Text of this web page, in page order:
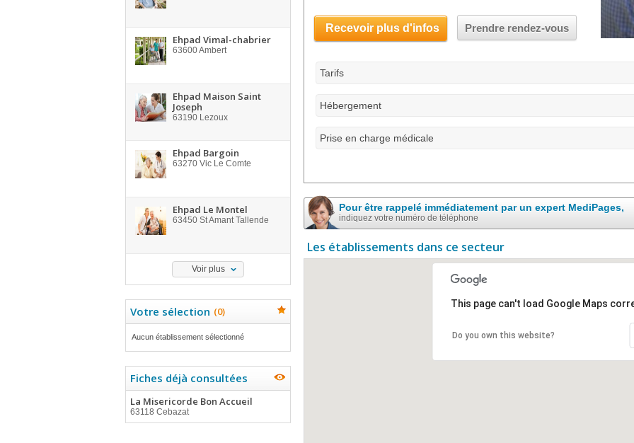
Ehpad Vimal-chabrier
63600Ambert
Ehpad Maison Saint
Joseph
63190 Lezoux
Ehpad Bargoin
63270 Vic Le Comte
Ehpad Le Montel
63450 St Amant Tallende
Voir plus
Votre sélection (0)
Aucun établissement sélectionné
Fiches déjà consultées
La Misericorde Bon Accueil
63118 Cebazat
Recevoir plus d'infos Prendre rendez-vous
Tarifs
Hébergement
Prise en charge médicale
Pour être rappelé immédiatement par un expert MediPages,
indiquez votre numéro de téléphone
Les établissements dans ce secteur
This page can't load Google Maps
Do you own this website?